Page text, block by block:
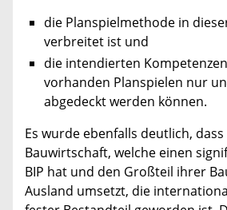
die Planspielmethode in
verbreitet ist und
die intendierten
vorhanden Planspielen nur
abgedeckt werden können.
Es wurde ebenfalls deutlich,
Bauwirtschaft, welche einen
BIP hat und den Großteil ihrer
Ausland umsetzt, die